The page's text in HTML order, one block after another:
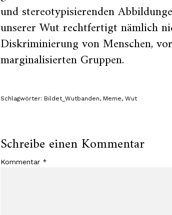
und stereotypisierenden
unserer Wut rechtfertigt nämlich
Diskriminierung von Menschen,
marginalisierten Gruppen.
Schlagwörter: Bildet_Wutbanden, Meme,Wut
Schreibe einen Kommentar
Kommentar *